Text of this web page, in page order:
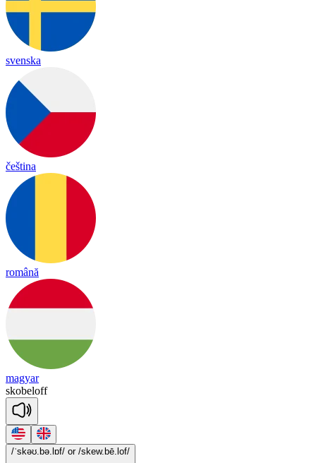
svenska
čeština
română
magyar
skobeloff
/ˈskəʊ.bə.lɒf/ or /skew.bē.lof/